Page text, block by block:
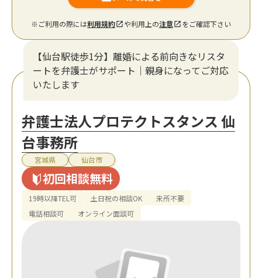
※ご利用の際には利用規約 や利用上の注意 をご確認下さい
【仙台駅徒歩1分】離婚による前向きなリスタ
ートを弁護士がサポート｜親身になってご対応
いたします
弁護士法人プロテクトスタンス 仙
台事務所
宮城県 仙台市
初回相談無料
19時以降TEL可 土日祝の相談OK
来所不要
電話相談可
オンライン面談可